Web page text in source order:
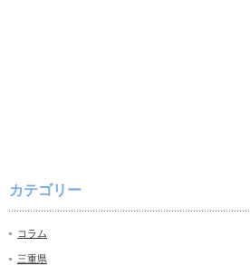
カテゴリー
コラム
三重県